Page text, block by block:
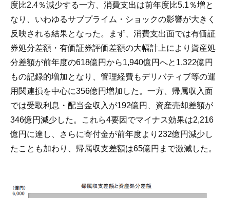
度比2.4％減少する一方、消費支出は前年度比5.1％増と
なり、いわゆるサブプライム・ショックの影響が大きく
反映される結果となった。まず、消費支出面では有価証
券処分差額・有価証券評価差額の大幅計上により資産処
分差額が前年度の618億円から1,940億円へと1,322億円
もの記録的増加となり、管理経費もデリバティブ等の運
用関連損を中心に356億円増加した。一方、帰属収入面
では受取利息・配当金収入が192億円、資産売却差額が
346億円減少した。これら4要因でマイナス効果は2,216
億円に達し、さらに寄付金が前年度より232億円減少し
たことも加わり、帰属収支差額は65億円まで激減した。